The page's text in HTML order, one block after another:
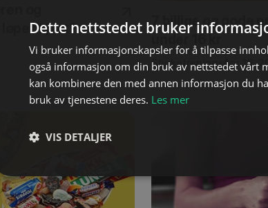
og
løpet kjørt?
7 billige og gode
Styrketrening•Apr 16,
Dette nettstedet bruker
Vi bruker informasjonskapsler for å tilpasse
også informasjon om din bruk av nettstedet vårt
kan kombinere den med annen informasjon du
bruk av tjenestene deres. Les mer
VIS DETALJER